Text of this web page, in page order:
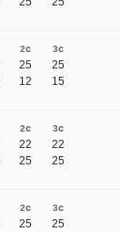
2с
25
12
3с
25
15
2с
22
25
3с
22
25
2с
25
3с
25